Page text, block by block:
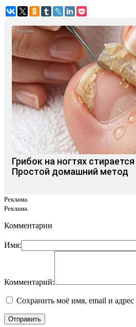
Грибок на ногтях
Простой домашний метод
Реклама.
Реклама.
Комментарии
Имя:
Комментарий:
Сохранить моё имя, email и